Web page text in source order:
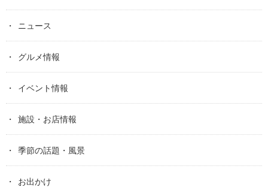
ニュース
グルメ情報
イベント情報
施設・お店情報
季節の話題・風景
お出かけ